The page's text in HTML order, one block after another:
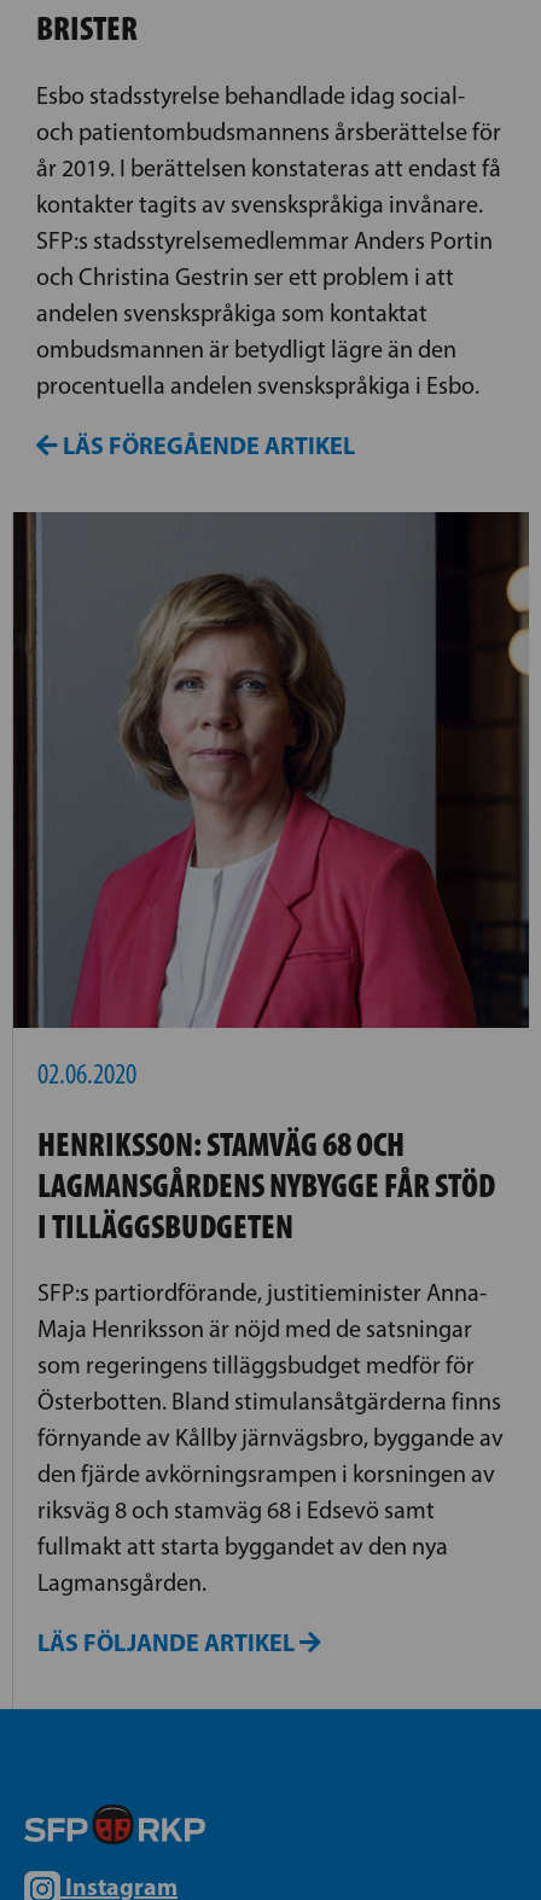
BRISTER
Esbo stadsstyrelse behandlade idag social-
och patientombudsmannens årsberättelse för
år 2019. I berättelsen konstateras att endast få
kontakter tagits av svenskspråkiga invånare.
SFP:s stadsstyrelsemedlemmar Anders Portin
och Christina Gestrin ser ett problem i att
andelen svenskspråkiga som kontaktat
ombudsmannen är betydligt lägre än den
procentuella andelen svenskspråkiga i Esbo.
LÄS FÖREGÅENDE ARTIKEL
02.06.2020
HENRIKSSON: STAMVÄG 68 OCH
LAGMANSGÅRDENS NYBYGGE FÅR STÖD
I TILLÄGGSBUDGETEN
SFP:s partiordförande, justitieminister Anna-
Maja Henriksson är nöjd med de satsningar
som regeringens tilläggsbudget medför för
Österbotten. Bland stimulansåtgärderna finns
förnyande av Kållby järnvägsbro, byggande av
den fjärde avkörningsrampen i korsningen av
riksväg 8 och stamväg 68 i Edsevö samt
fullmakt att starta byggandet av den nya
Lagmansgården.
LÄS FÖLJANDE ARTIKEL
Instagram